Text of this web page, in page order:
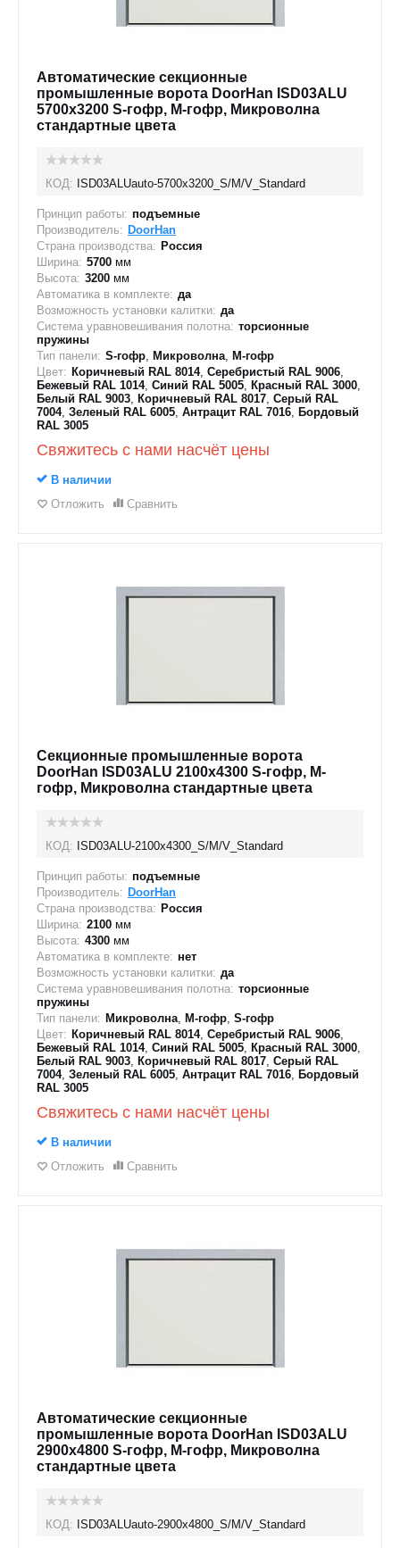
Автоматические секционные
промышленные ворота DoorHan ISD03ALU
5700x3200 S-гофр, M-гофр, Микроволна
стандартные цвета
КОД: ISD03ALUauto-5700х3200_S/M/V_Standard
Принцип работы: подъемные
Производитель: DoorHan
Страна производства: Россия
Ширина: 5700 мм
Высота: 3200 мм
Автоматика в комплекте: да
Возможность установки калитки: да
Система уравновешивания полотна: торсионные
пружины
Тип панели: S-гофр, Микроволна, M-гофр
Цвет: Коричневый RAL 8014, Серебристый RAL 9006,
Бежевый RAL 1014, Синий RAL 5005, Красный RAL 3000,
Белый RAL 9003, Коричневый RAL 8017, Серый RAL
7004, Зеленый RAL 6005, Антрацит RAL 7016, Бордовый
RAL 3005
Свяжитесь с нами насчёт цены
В наличии
Отложить
Сравнить
Секционные промышленные ворота
DoorHan ISD03ALU 2100x4300 S-гофр, M-
гофр, Микроволна стандартные цвета
КОД: ISD03ALU-2100х4300_S/M/V_Standard
Принцип работы: подъемные
Производитель: DoorHan
Страна производства: Россия
Ширина: 2100 мм
Высота: 4300 мм
Автоматика в комплекте: нет
Возможность установки калитки: да
Система уравновешивания полотна: торсионные
пружины
Тип панели: Микроволна, M-гофр, S-гофр
Цвет: Коричневый RAL 8014, Серебристый RAL 9006,
Бежевый RAL 1014, Синий RAL 5005, Красный RAL 3000,
Белый RAL 9003, Коричневый RAL 8017, Серый RAL
7004, Зеленый RAL 6005, Антрацит RAL 7016, Бордовый
RAL 3005
Свяжитесь с нами насчёт цены
В наличии
Отложить
Сравнить
Автоматические секционные
промышленные ворота DoorHan ISD03ALU
2900x4800 S-гофр, M-гофр, Микроволна
стандартные цвета
КОД: ISD03ALUauto-2900х4800_S/M/V_Standard